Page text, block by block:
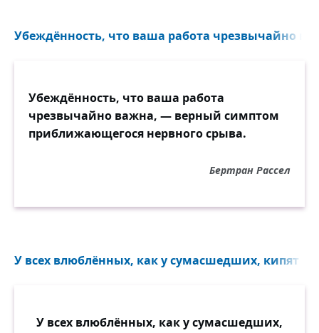
Убеждённость, что ваша работа чрезвычайно
Убеждённость, что ваша работа
чрезвычайно важна, — верный симптом
приближающегося нервного срыва.
Бертран Рассел
У всех влюблённых, как у сумасшедших, кипят
У всех влюблённых, как у сумасшедших,